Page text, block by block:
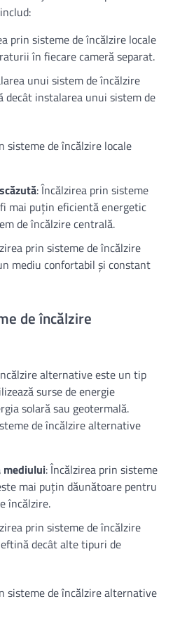
prin sisteme de încălzire locale
în fiecare cameră separat.
unui sistem de încălzire
decât instalarea unui sistem de
sisteme de încălzire locale
: Încălzirea prin sisteme
mai puțin eficientă energetic
de încălzire centrală.
prin sisteme de încălzire
mediu confortabil și constant
de încălzire
alternative este un tip
surse de energie
solară sau geotermală.
de încălzire alternative
mediului: Încălzirea prin sisteme
mai puțin dăunătoare pentru
încălzire.
prin sisteme de încălzire
decât alte tipuri de
sisteme de încălzire alternative